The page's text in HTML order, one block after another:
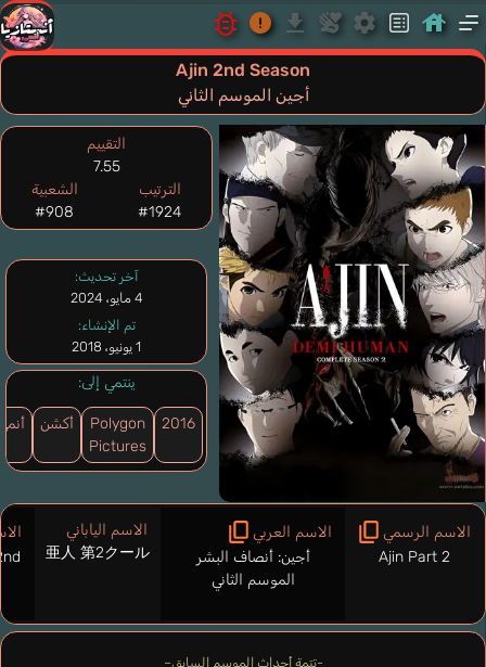
Ajin 2nd Season
أجين الموسم الثاني
آخر تحديث:
4 مايو، 2024
تم الإنشاء:
1 يونيو، 2018
ينتمي إلى:
2016
Polygon
Pictures
أكشن
-تتمة أحداث الموسم السابق–
الاسم الرسمي
Ajin Part 2
الاسم العربي
أجين: أنصاف البشر
الموسم الثاني
الاسم الياباني
亜人 第2クール
التقييم
7.55
الترتيب
#1924
الشعبية
#908